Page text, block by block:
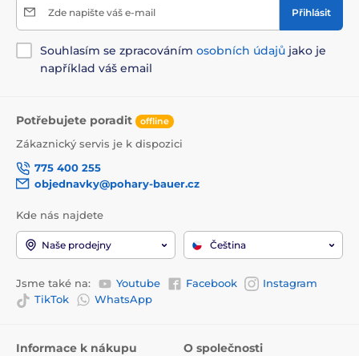
Zde napište váš e-mail Přihlásit
Souhlasím se zpracováním osobních údajů jako je
například váš email
Potřebujete poradit offline
Zákaznický servis je k dispozici
775 400 255
objednavky@pohary-bauer.cz
Kde nás najdete
Naše prodejny Čeština
Jsme také na: Youtube Facebook
Instagram
TikTok
WhatsApp
Informace k nákupu O společnosti